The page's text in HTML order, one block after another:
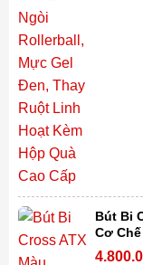
Bút Bi
Cơ
Quà